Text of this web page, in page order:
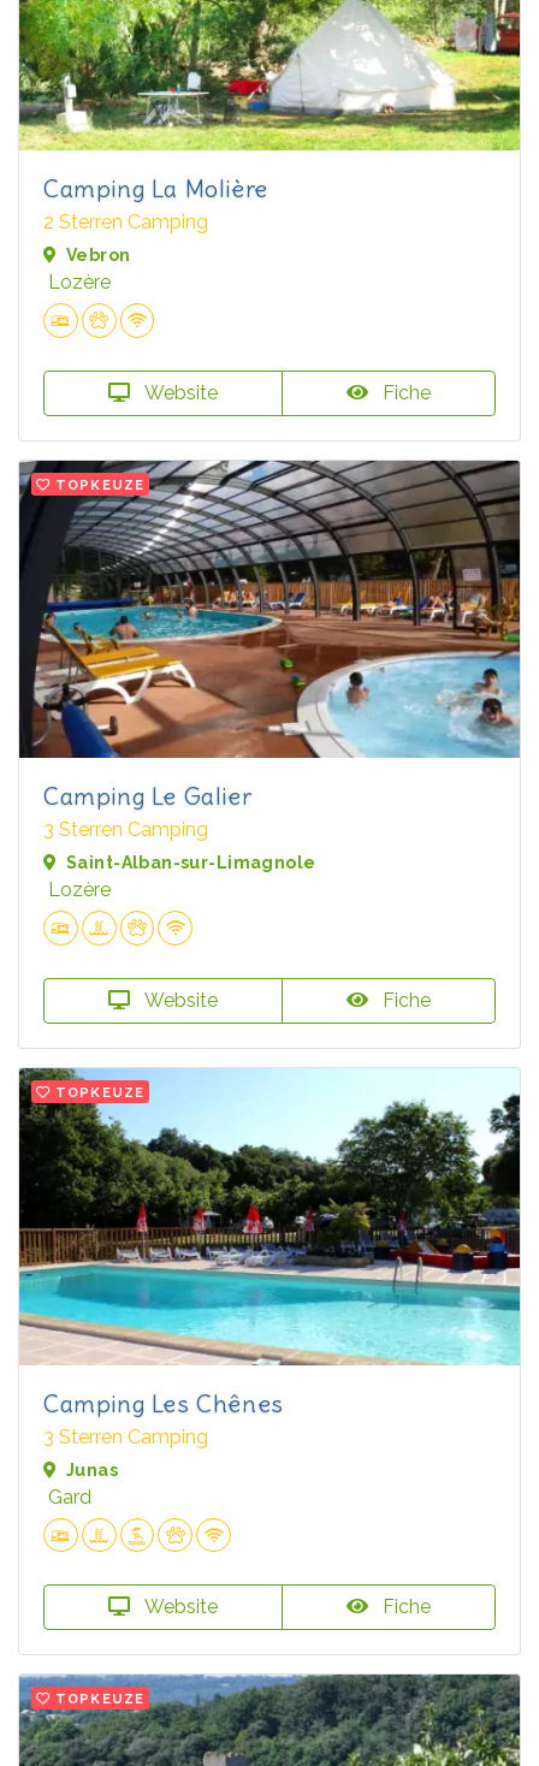
Camping La Molière
2 Sterren Camping
Vebron
Lozère
Website Fiche
TOPKEUZE
Camping Le Galier
3 Sterren Camping
Saint-Alban-sur-Limagnole
Lozère
Website Fiche
TOPKEUZE
Camping Les Chênes
3 Sterren Camping
Junas
Gard
Website Fiche
TOPKEUZE